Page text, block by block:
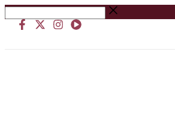
Ir
al
contenido
Buscar
…